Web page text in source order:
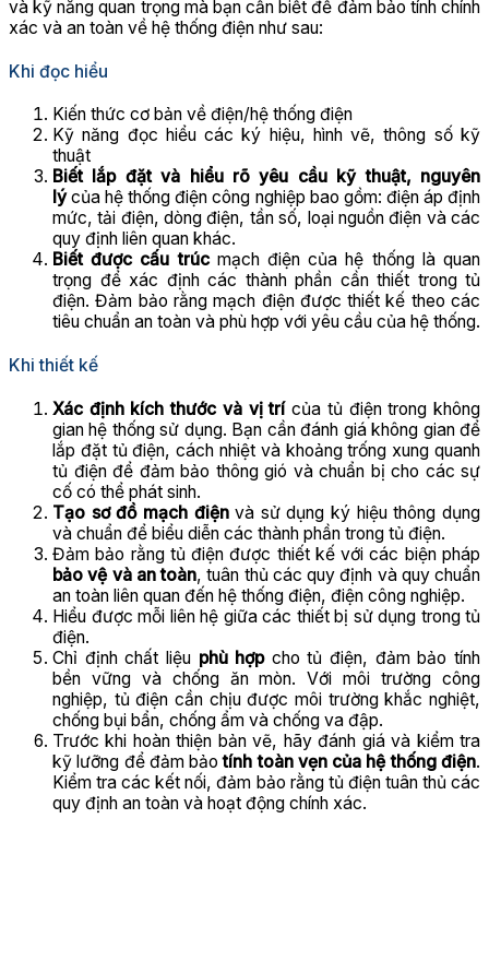
và kỹ năng quan trọng mà bạn cần biết để đảm bảo tính chính
xác và an toàn về hệ thống điện như sau:
Khi đọc hiểu
Kiến thức cơ bản về điện/hệ thống điện
Kỹ năng đọc hiểu các ký hiệu, hình vẽ, thông số kỹ
thuật
Biết lắp đặt và hiểu rõ yêu cầu kỹ thuật, nguyên
lýcủa hệ thống điện công nghiệp bao gồm: điện áp định
mức, tải điện, dòng điện, tần số, loại nguồn điện và các
quy định liên quan khác.
Biết được cấu trúcmạch điện của hệ thống là quan
trọng để xác định các thành phần cần thiết trong tủ
điện. Đảm bảo rằng mạch điện được thiết kế theo các
tiêu chuẩn an toàn và phù hợp với yêu cầu của hệ thống.
Khi thiết kế
Xác định kích thước và vị trícủa tủ điện trong không
gian hệ thống sử dụng. Bạn cần đánh giá không gian để
lắp đặt tủ điện, cách nhiệt và khoảng trống xung quanh
tủ điện để đảm bảo thông gió và chuẩn bị cho các sự
cố có thể phát sinh.
Tạo sơ đồ mạch điệnvà sử dụng ký hiệu thông dụng
và chuẩn để biểu diễn các thành phần trong tủ điện.
Đảm bảo rằng tủ điện được thiết kế với các biện pháp
bảo vệ và an toàn, tuân thủ các quy định và quy chuẩn
an toàn liên quan đến hệ thống điện, điện công nghiệp.
Hiểu được mỗi liên hệ giữa các thiết bị sử dụng trong tủ
điện.
Chỉ định chất liệu phù hợpcho tủ điện, đảm bảo tính
bền vững và chống ăn mòn. Với môi trường công
nghiệp, tủ điện cần chịu được môi trường khắc nghiệt,
chống bụi bẩn, chống ẩm và chống va đập.
Trước khi hoàn thiện bản vẽ, hãy đánh giá và kiểm tra
kỹ lưỡng để đảm bảo tính toàn vẹn của hệ thống điện.
Kiểm tra các kết nối, đảm bảo rằng tủ điện tuân thủ các
quy định an toàn và hoạt động chính xác.